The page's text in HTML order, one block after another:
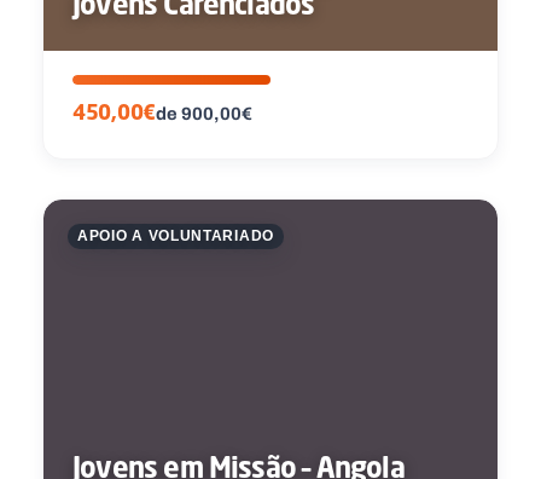
450,00€de 900,00€
APOIO A VOLUNTARIADO
Jovens em Missão – Angola